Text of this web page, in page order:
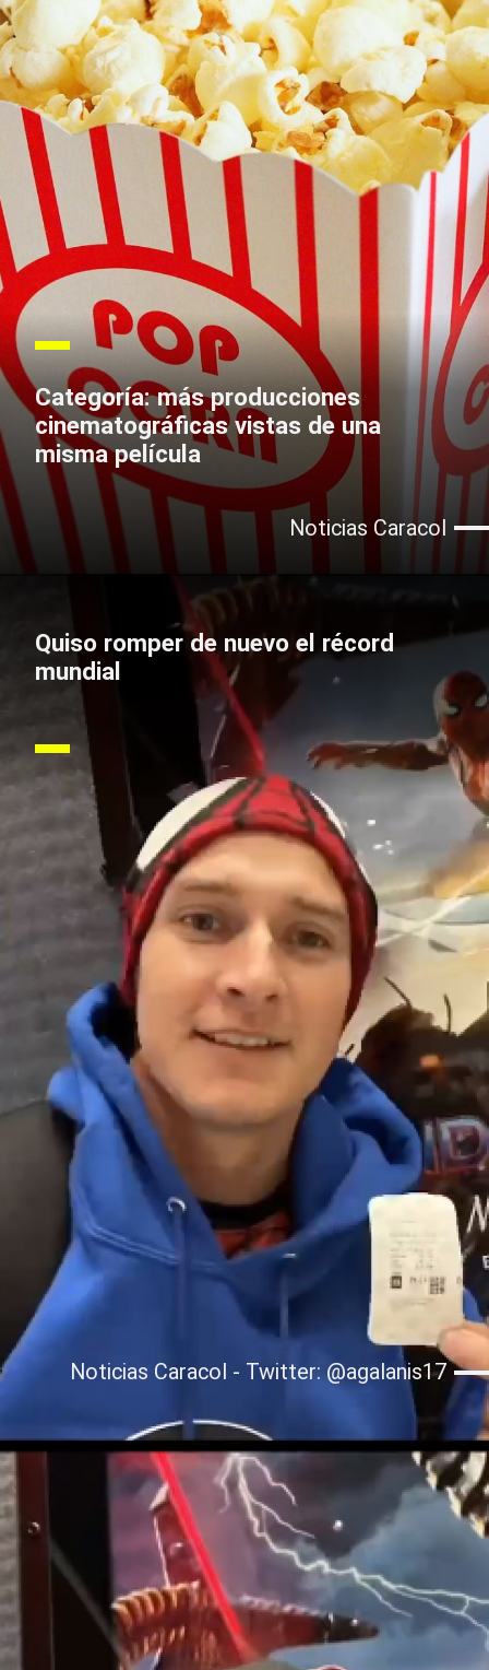
Categoría: más producciones
cinematográficas vistas de una
misma película
Noticias Caracol
Quiso romper de nuevo el récord
mundial
Noticias Caracol - Twitter: @agalanis17